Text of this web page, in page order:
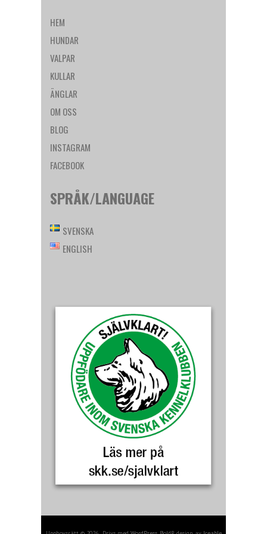
HEM
HUNDAR
VALPAR
KULLAR
ÄNGLAR
OM OSS
BLOG
INSTAGRAM
FACEBOOK
SPRÅK/LANGUAGE
SVENSKA
ENGLISH